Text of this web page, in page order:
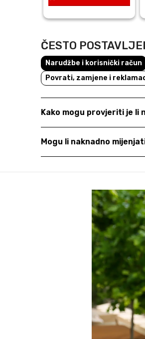
ČESTO
Narudžbe i korisnički račun
Povrati, zamjene i
Kako mogu provjeriti je li
Mogu li naknadno